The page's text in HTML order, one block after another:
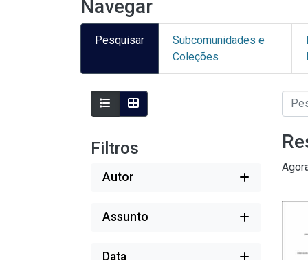
Navegar
Pesquisar
Subcomunidades e
Coleções
Filtros
Autor
Assunto
Data